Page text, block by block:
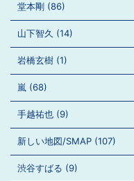
堂本剛 (86)
山下智久 (14)
岩橋玄樹 (1)
嵐 (68)
手越祐也 (9)
新しい地図/SMAP (107)
渋谷すばる (9)